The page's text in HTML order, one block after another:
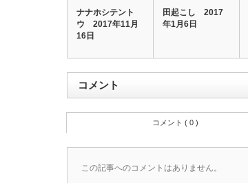
ナナホシテント
ウ 2017年11月
16日
田起こし 2017
年1月6日
コメント
コメント ( 0 )
この記事へのコメントはありません。